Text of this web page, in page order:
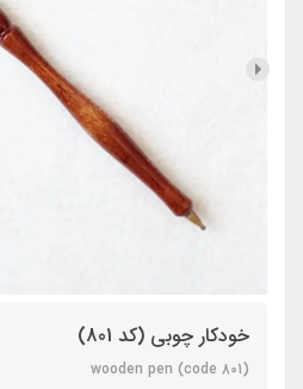
خودکار چوبی (کد 801)
wooden pen (code 801)